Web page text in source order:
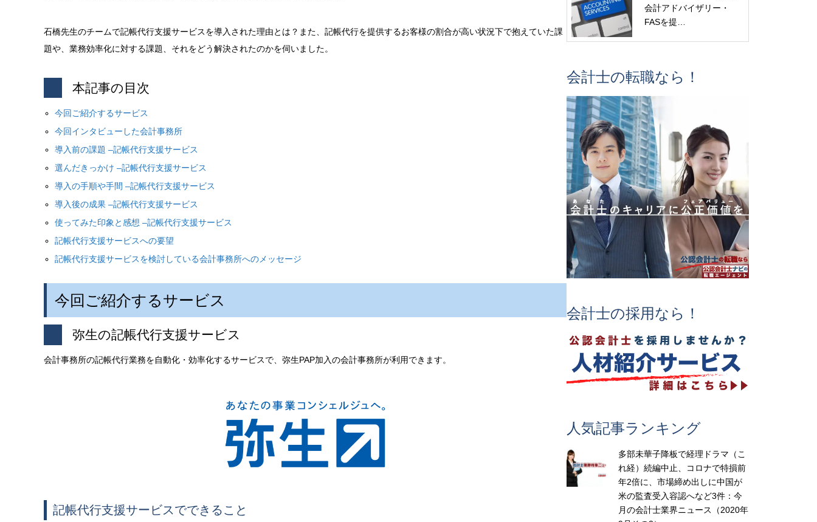
石橋先生のチームで記帳代行支援サービスを導入された理由とは？また、記帳代行を提供するお客様の割合が高い状況下で抱えていた課
題や、業務効率化に対する課題、それをどう解決されたのかを伺いました。
本記事の目次
今回ご紹介するサービス
今回インタビューした会計事務所
導入前の課題 –記帳代行支援サービス
選んだきっかけ –記帳代行支援サービス
導入の手順や手間 –記帳代行支援サービス
導入後の成果 –記帳代行支援サービス
使ってみた印象と感想 –記帳代行支援サービス
記帳代行支援サービスへの要望
記帳代行支援サービスを検討している会計事務所へのメッセージ
今回ご紹介するサービス
弥生の記帳代行支援サービス
会計事務所の記帳代行業務を自動化・効率化するサービスで、弥生PAP加入の会計事務所が利用できます。
記帳代行支援サービスでできること
会計アドバイザリー・
FASを提…
会計士の転職なら！
会計士の採用なら！
人気記事ランキング
多部未華子降板で経理ドラマ（こ
れ経）続編中止、コロナで特損前
年2倍に、市場締め出しに中国が
米の監査受入容認へなど3件：今
月の会計士業界ニュース（2020年